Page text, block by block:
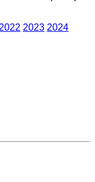
2022 2023 2024